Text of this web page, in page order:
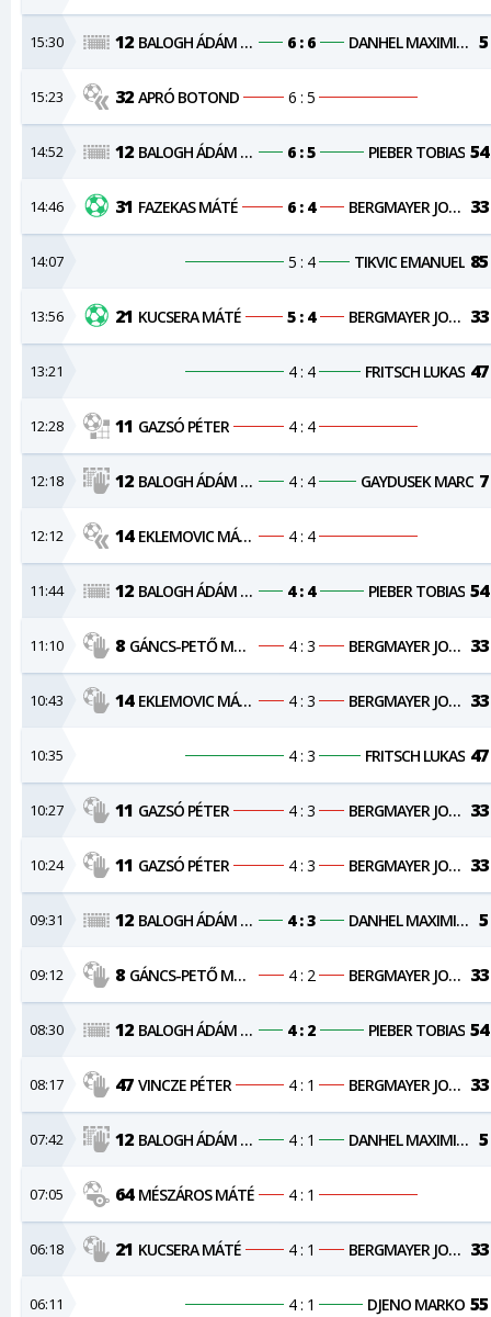
06:11 4 : 1 DJENO MARKO 55
06:18 21 KUCSERA MÁTÉ 4 : 1 BERGMAYER JONAS 33
07:05 64 MÉSZÁROS MÁTÉ 4 : 1
07:42 12 BALOGH ÁDÁM KRISTÓF 4 : 1 DANHEL MAXIMILIAN 5
08:17 47 VINCZE PÉTER 4 : 1 BERGMAYER JONAS 33
08:30 12 BALOGH ÁDÁM KRISTÓF 4 : 2 PIEBER TOBIAS 54
09:12 8 GÁNCS-PETŐ MÁTÉ 4 : 2 BERGMAYER JONAS 33
09:31 12 BALOGH ÁDÁM KRISTÓF 4 : 3 DANHEL MAXIMILIAN 5
10:24 11 GAZSÓ PÉTER 4 : 3 BERGMAYER JONAS 33
10:27 11 GAZSÓ PÉTER 4 : 3 BERGMAYER JONAS 33
10:35 4 : 3 FRITSCH LUKAS 47
10:43 14 EKLEMOVIC MÁRKÓ 4 : 3 BERGMAYER JONAS 33
11:10 8 GÁNCS-PETŐ MÁTÉ 4 : 3 BERGMAYER JONAS 33
11:44 12 BALOGH ÁDÁM KRISTÓF 4 : 4 PIEBER TOBIAS 54
12:12 14 EKLEMOVIC MÁRKÓ 4 : 4
12:18 12 BALOGH ÁDÁM KRISTÓF 4 : 4 GAYDUSEK MARC 7
12:28 11 GAZSÓ PÉTER 4 : 4
13:21 4 : 4 FRITSCH LUKAS 47
13:56 21 KUCSERA MÁTÉ 5 : 4 BERGMAYER JONAS 33
14:07 5 : 4 TIKVIC EMANUEL 85
14:46 31 FAZEKAS MÁTÉ 6 : 4 BERGMAYER JONAS 33
14:52 12 BALOGH ÁDÁM KRISTÓF 6 : 5 PIEBER TOBIAS 54
15:23 32 APRÓ BOTOND 6 : 5
15:30 12 BALOGH ÁDÁM KRISTÓF 6 : 6 DANHEL MAXIMILIAN 5